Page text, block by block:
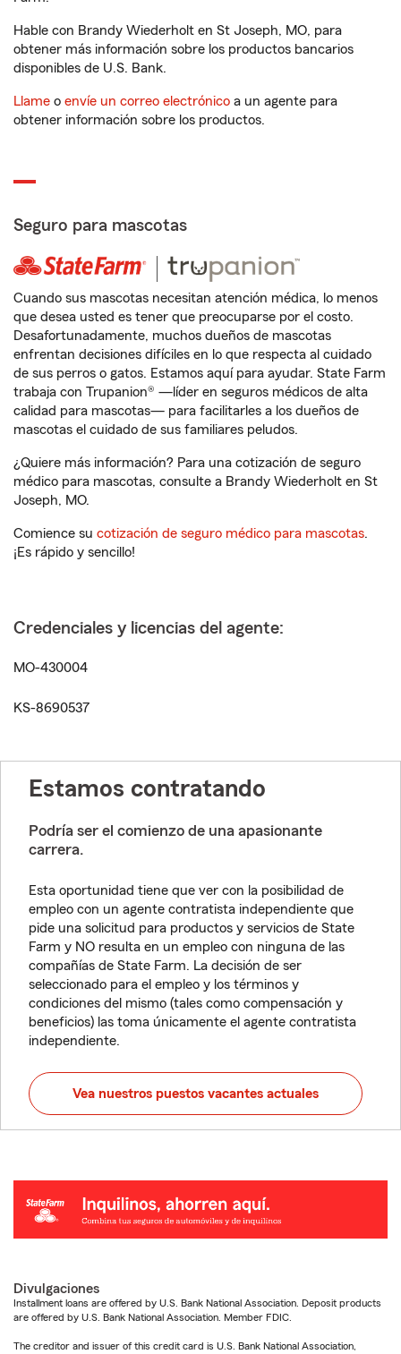
Hable con Brandy Wiederholt en St Joseph, MO, para
obtener más información sobre los productos bancarios
disponibles de U.S. Bank.
Llame o envíe un correo electrónico a un agente para
obtener información sobre los productos.
Seguro para mascotas
Cuando sus mascotas necesitan atención médica, lo menos
que desea usted es tener que preocuparse por el costo.
Desafortunadamente, muchos dueños de mascotas
enfrentan decisiones difíciles en lo que respecta al cuidado
de sus perros o gatos. Estamos aquí para ayudar. State Farm
trabaja con Trupanion® —líder en seguros médicos de alta
calidad para mascotas— para facilitarles a los dueños de
mascotas el cuidado de sus familiares peludos.
¿Quiere más información? Para una cotización de seguro
médico para mascotas, consulte a Brandy Wiederholt en St
Joseph, MO.
Comience su cotización de seguro médico para mascotas.
¡Es rápido y sencillo!
Credenciales y licencias del agente:
MO-430004
KS-8690537
Estamos contratando
Podría ser el comienzo de una apasionante
carrera.
Esta oportunidad tiene que ver con la posibilidad de
empleo con un agente contratista independiente que
pide una solicitud para productos y servicios de State
Farm y NO resulta en un empleo con ninguna de las
compañías de State Farm. La decisión de ser
seleccionado para el empleo y los términos y
condiciones del mismo (tales como compensación y
beneficios) las toma únicamente el agente contratista
independiente.
Vea nuestros puestos vacantes actuales
Divulgaciones
Installment loans are offered by U.S. Bank National Association. Deposit products
are offered by U.S. Bank National Association. Member FDIC.
The creditor and issuer of this credit card is U.S. Bank National Association,